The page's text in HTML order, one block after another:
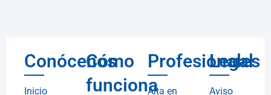
Conócenos
Inicio
Cómo
funciona
Profesionales
Alta en
Legal
Aviso